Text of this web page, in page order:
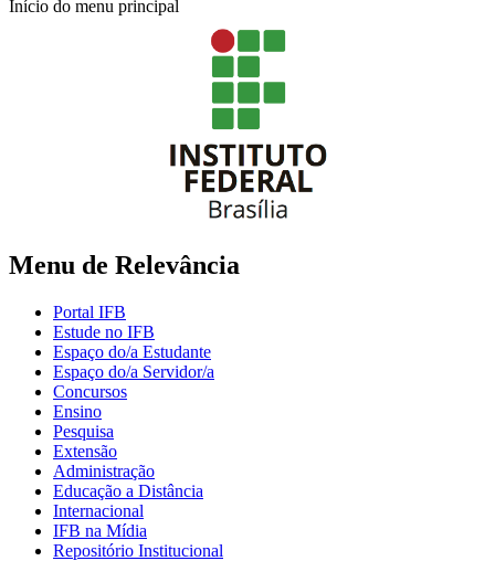
Início do menu principal
Menu de Relevância
Portal IFB
Estude no IFB
Espaço do/a Estudante
Espaço do/a Servidor/a
Concursos
Ensino
Pesquisa
Extensão
Administração
Educação a Distância
Internacional
IFB na Mídia
Repositório Institucional